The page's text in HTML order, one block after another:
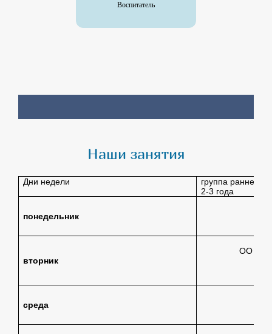
Воспитатель
Наши занятия
Дни недели
группа раннего
2-3 года
понедельник
вторник
ОО ХЭР
среда